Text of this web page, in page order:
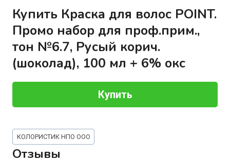
Купить Краска для волос POINT.
Промо набор для проф.прим.,
тон №6.7, Русый корич.
(шоколад), 100 мл + 6% окс
Купить
Метки
записи:
КОЛОРИСТИК НПО ООО
Отзывы